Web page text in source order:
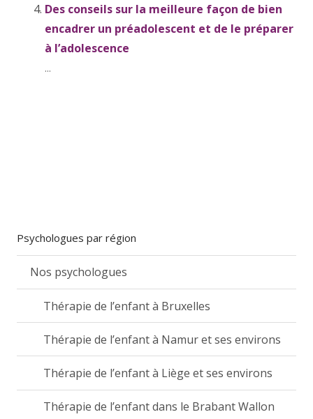
Des conseils sur la meilleure façon de bien
encadrer un préadolescent et de le préparer
à l’adolescence
...
Psychologues par région
Nos psychologues
Thérapie de l’enfant à Bruxelles
Thérapie de l’enfant à Namur et ses environs
Thérapie de l’enfant à Liège et ses environs
Thérapie de l’enfant dans le Brabant Wallon